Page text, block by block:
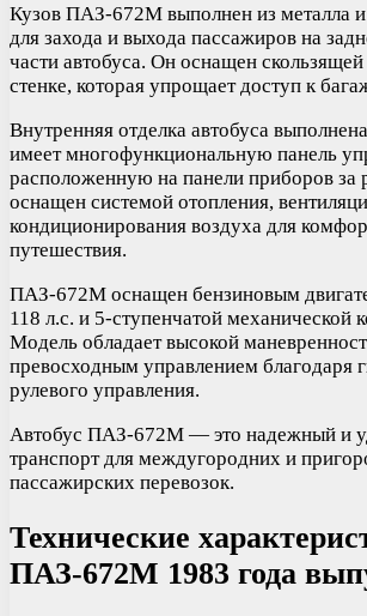
Кузов ПАЗ-672М выполнен из металла
для захода и выхода пассажиров на
части автобуса. Он оснащен
стенке, которая упрощает доступ к
Внутренняя отделка автобуса
имеет многофункциональную панель
расположенную на панели приборов за
оснащен системой отопления,
кондиционирования воздуха для
путешествия.
ПАЗ-672М оснащен бензиновым
118 л.с. и 5-ступенчатой механической
Модель обладает высокой
превосходным управлением благодаря
рулевого управления.
Автобус ПАЗ-672М — это надежный и
транспорт для междугородних и
пассажирских перевозок.
Технические
ПАЗ-672М 1983 года